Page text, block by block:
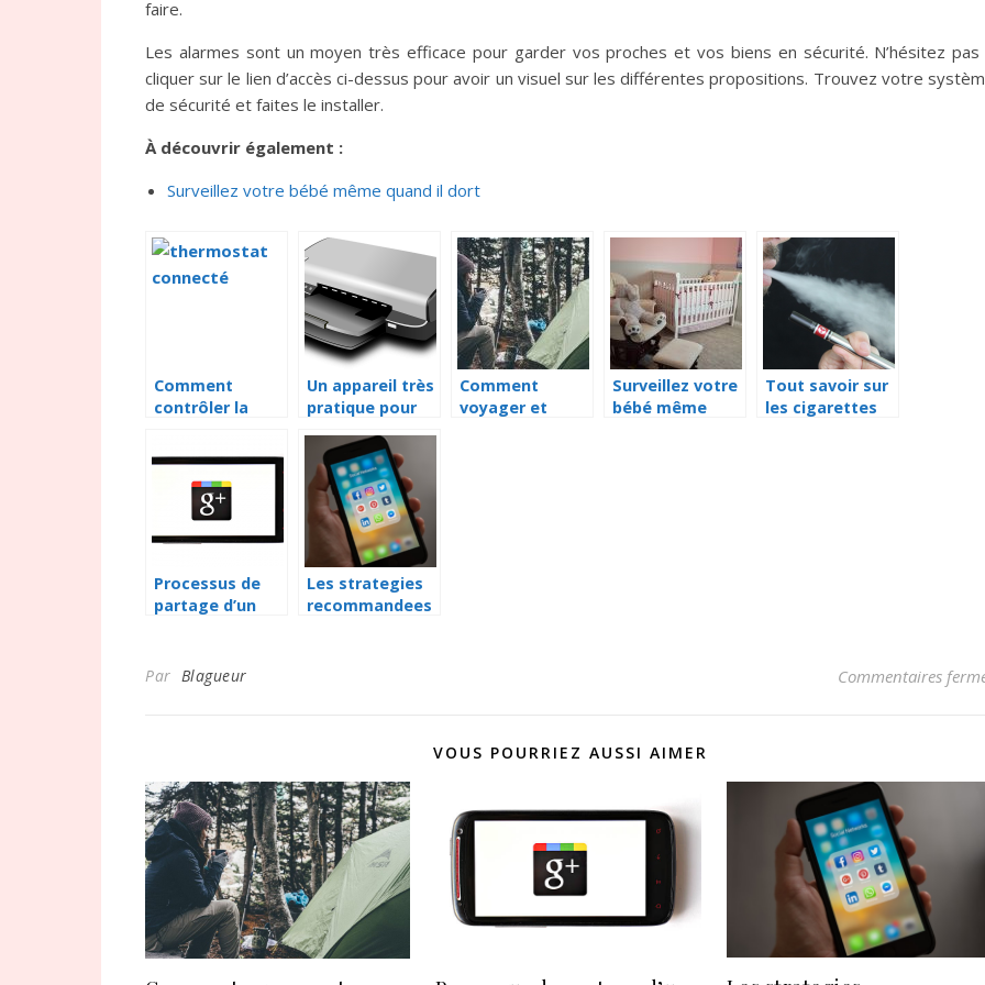
faire.
Les alarmes sont un moyen très efficace pour garder vos proches et vos biens en sécurité. N’hésitez pas
cliquer sur le lien d’accès ci-dessus pour avoir un visuel sur les différentes propositions. Trouvez votre
de sécurité et faites le installer.
À découvrir également :
Surveillez votre bébé même quand il dort
Comment
contrôler la
toutes les
maison?
Un appareil très
pratique pour
photos
Comment
voyager et
Surveillez votre
bébé même
Tout savoir sur
les cigarettes
Processus de
partage d’un
Les strategies
recommandees
Par Blagueur Commentaires
VOUS POURRIEZ AUSSI AIMER